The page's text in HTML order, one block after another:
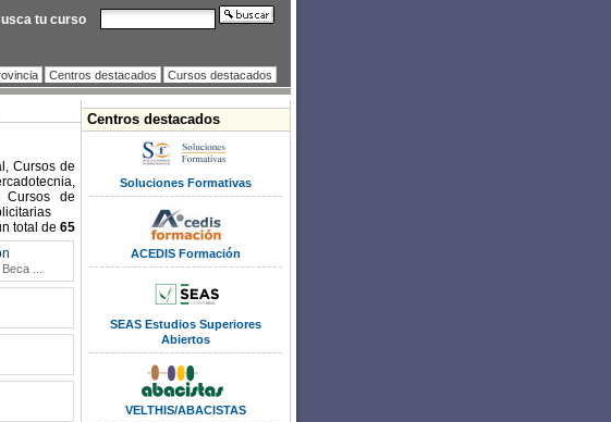
Centros destacados Cursos destacados
Centros destacados
Soluciones Formativas
ACEDIS Formación
SEAS Estudios Superiores
Abiertos
VELTHIS/ABACISTAS
Cursos de
Cursos de
total de 65
Beca
tu curso